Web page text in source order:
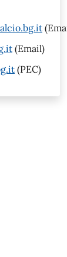
(Email)
(PEC)